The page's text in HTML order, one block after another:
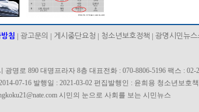
침 | 광고문의 | 게시중단요청 | 청소년보호정책 | 광명시민뉴스
광명로 890 대명프라자 8층 대표전화 : 070-8806-5196 팩스 : 02-
07-16 발행일 : 2021-03-02 편집발행인 : 윤희용 청소년보호
시민의 눈으로 사회를 보는 시민뉴스